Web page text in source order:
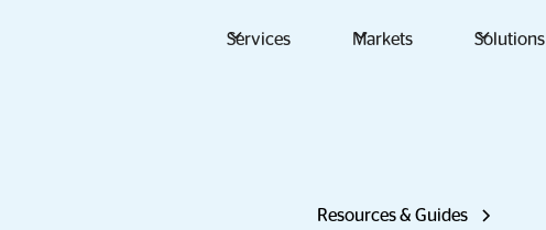
Services Markets
Resources & Guides